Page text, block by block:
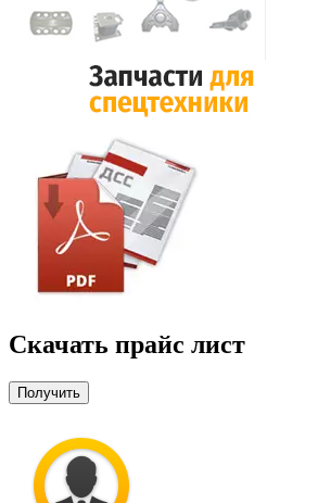
Скачать прайс лист
Получить